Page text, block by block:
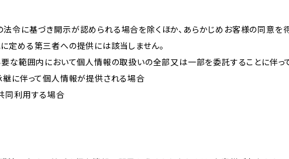
法令に基づき開示が認められる場合を除くほか、あらかじめお客様の同意を
定める第三者への提供には該当しません。
要な範囲内において個人情報の取扱いの全部又は一部を委託することに伴
継に伴って個人情報が提供される場合
同利用する場合